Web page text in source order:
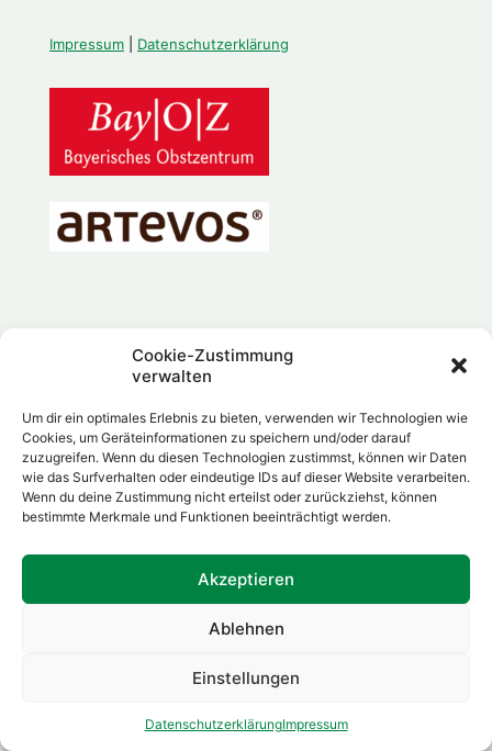
Cookie-Zustimmung
verwalten
Um dir ein optimales Erlebnis zu bieten, verwenden wir Technologien wie
Cookies, um Geräteinformationen zu speichern und/oder darauf
zuzugreifen. Wenn du diesen Technologien zustimmst, können wir Daten
wie das Surfverhalten oder eindeutige IDs auf dieser Website verarbeiten.
Wenn du deine Zustimmung nicht erteilst oder zurückziehst, können
bestimmte Merkmale und Funktionen beeinträchtigt werden.
Akzeptieren
Ablehnen
Einstellungen
DatenschutzerklärungImpressum
Impressum Datenschutzerklärung
Obstgehölz
Dörrschränke
Trockenobst
ÖFFNUNGSZEITEN